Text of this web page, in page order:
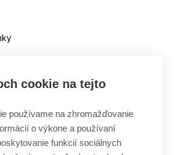
cookie na tejto
používame na zhromažďovanie
o výkone a používaní
funkcií sociálnych